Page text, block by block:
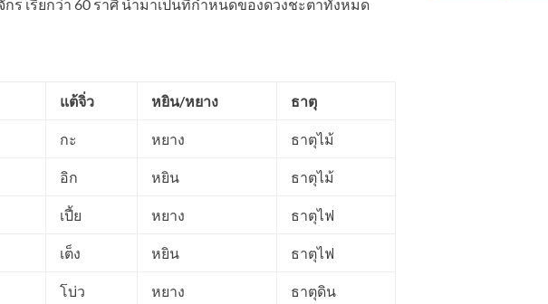
ร เรียกว่า 60 ราศี นำมาเป็นที่กำหนดของดวงชะตาทั้งหมด
แต้จิ่ว หยิน/หยาง ธาตุ
กะ หยาง ธาตุไม้
อิก หยิน ธาตุไม้
เปี้ย หยาง ธาตุไฟ
เต็ง หยิน ธาตุไฟ
โบ่ว หยาง ธาตุดิน